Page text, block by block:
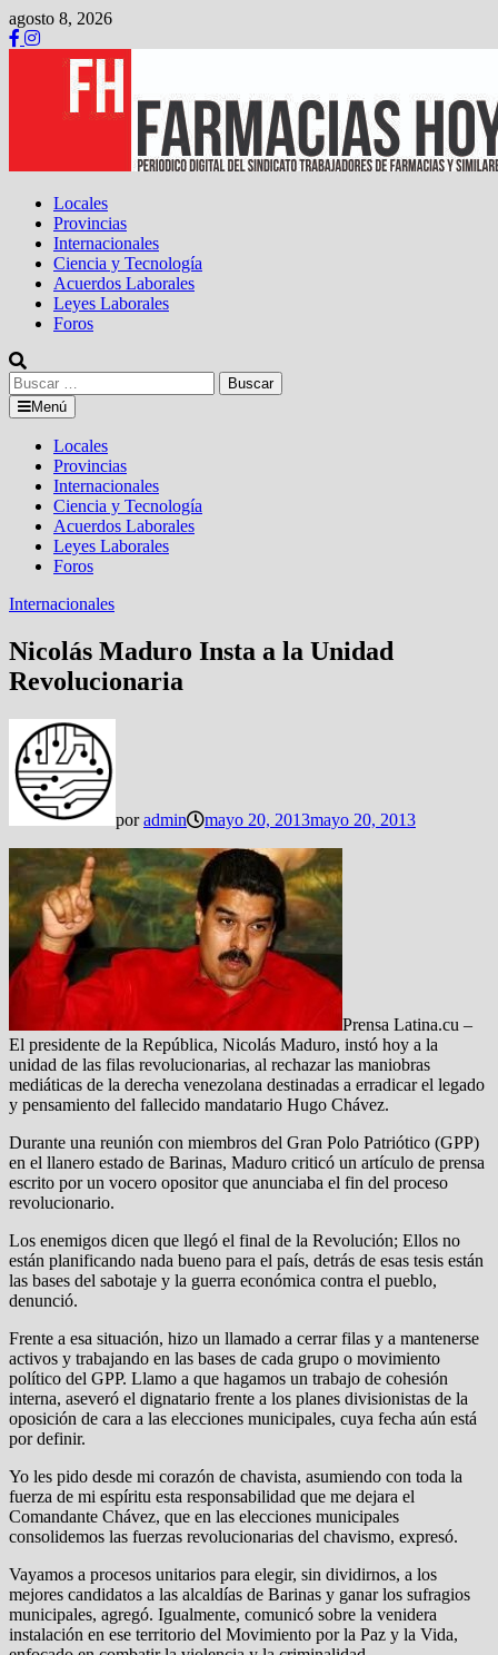
Saltar
al
contenido
agosto 8, 2026
Locales
Provincias
Internacionales
Ciencia y Tecnología
Acuerdos Laborales
Leyes Laborales
Foros
Buscar:
Menú
Locales
Provincias
Internacionales
Ciencia y Tecnología
Acuerdos Laborales
Leyes Laborales
Foros
Internacionales
Nicolás Maduro Insta a la Unidad
Revolucionaria
poradmin mayo 20, 2013mayo 20, 2013
Prensa Latina.cu –
El presidente de la República, Nicolás Maduro, instó hoy a la
unidad de las filas revolucionarias, al rechazar las maniobras
mediáticas de la derecha venezolana destinadas a erradicar el legado
y pensamiento del fallecido mandatario Hugo Chávez.
Durante una reunión con miembros del Gran Polo Patriótico (GPP)
en el llanero estado de Barinas, Maduro criticó un artículo de prensa
escrito por un vocero opositor que anunciaba el fin del proceso
revolucionario.
Los enemigos dicen que llegó el final de la Revolución; Ellos no
están planificando nada bueno para el país, detrás de esas tesis están
las bases del sabotaje y la guerra económica contra el pueblo,
denunció.
Frente a esa situación, hizo un llamado a cerrar filas y a mantenerse
activos y trabajando en las bases de cada grupo o movimiento
político del GPP. Llamo a que hagamos un trabajo de cohesión
interna, aseveró el dignatario frente a los planes divisionistas de la
oposición de cara a las elecciones municipales, cuya fecha aún está
por definir.
Yo les pido desde mi corazón de chavista, asumiendo con toda la
fuerza de mi espíritu esta responsabilidad que me dejara el
Comandante Chávez, que en las elecciones municipales
consolidemos las fuerzas revolucionarias del chavismo, expresó.
Vayamos a procesos unitarios para elegir, sin dividirnos, a los
mejores candidatos a las alcaldías de Barinas y ganar los sufragios
municipales, agregó. Igualmente, comunicó sobre la venidera
instalación en ese territorio del Movimiento por la Paz y la Vida,